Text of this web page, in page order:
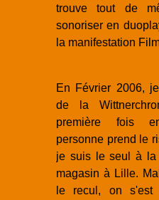
trouve tout de
sonoriser en
la manifestation
En Février 2006,
de la
première fois
personne prend le
je suis le seul à la
magasin à Lille.
le recul, on s'est